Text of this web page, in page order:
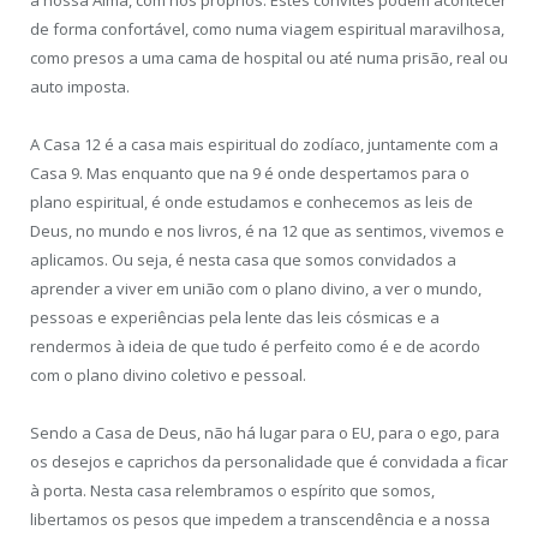
de forma confortável, como numa viagem espiritual maravilhosa,
como presos a uma cama de hospital ou até numa prisão, real ou
auto imposta.
A Casa 12 é a casa mais espiritual do zodíaco, juntamente com a
Casa 9. Mas enquanto que na 9 é onde despertamos para o
plano espiritual, é onde estudamos e conhecemos as leis de
Deus, no mundo e nos livros, é na 12 que as sentimos, vivemos e
aplicamos. Ou seja, é nesta casa que somos convidados a
aprender a viver em união com o plano divino, a ver o mundo,
pessoas e experiências pela lente das leis cósmicas e a
rendermos à ideia de que tudo é perfeito como é e de acordo
com o plano divino coletivo e pessoal.
Sendo a Casa de Deus, não há lugar para o EU, para o ego, para
os desejos e caprichos da personalidade que é convidada a ficar
à porta. Nesta casa relembramos o espírito que somos,
libertamos os pesos que impedem a transcendência e a nossa